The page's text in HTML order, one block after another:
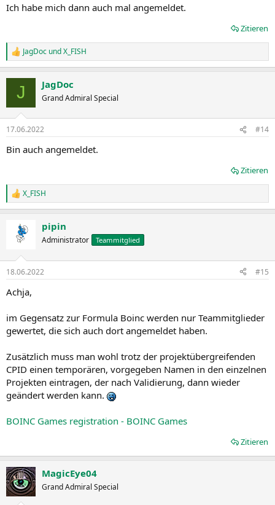
Ich habe mich dann auch mal angemeldet.
Zitieren
R
e
e
:
JagDoc undX_FISH
J JagDoc
Grand Admiral Special
17.06.2022 #14
Bin auch angemeldet.
Zitieren
R
e
e
:
X_FISH
pipin
Administrator Teammitglied
18.06.2022 #15
Achja,
im Gegensatz zur Formula Boinc werden nur Teammitglieder
gewertet, die sich auch dort angemeldet haben.
Zusätzlich muss man wohl trotz der projektübergreifenden
CPID einen temporären, vorgegeben Namen in den einzelnen
Projekten eintragen, der nach Validierung, dann wieder
geändert werden kann.
BOINC Games registration - BOINC Games
Zitieren
MagicEye04
Grand Admiral Special